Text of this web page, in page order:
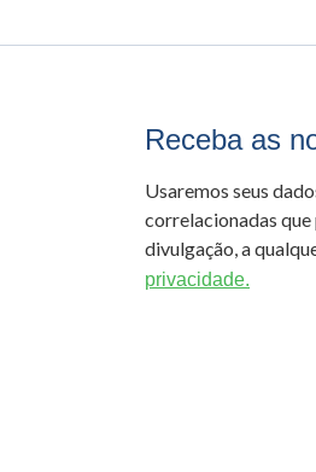
Receba as
Usaremos seus
correlacionadas que
divulgação, a
privacidade.